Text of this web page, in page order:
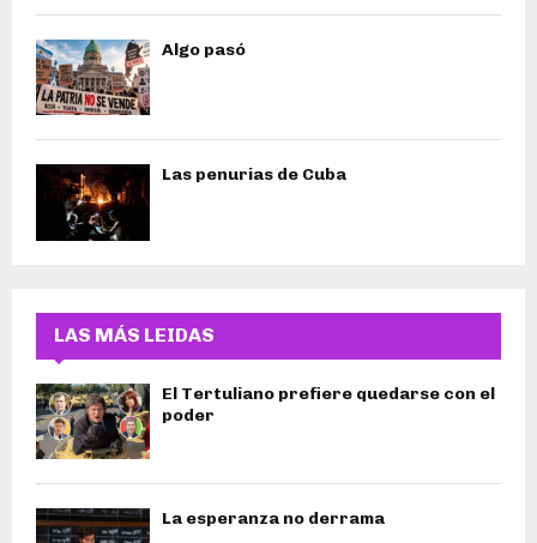
Algo pasó
Las penurias de Cuba
LAS MÁS LEIDAS
El Tertuliano prefiere quedarse con el
poder
La esperanza no derrama